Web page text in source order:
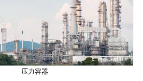
压力容器